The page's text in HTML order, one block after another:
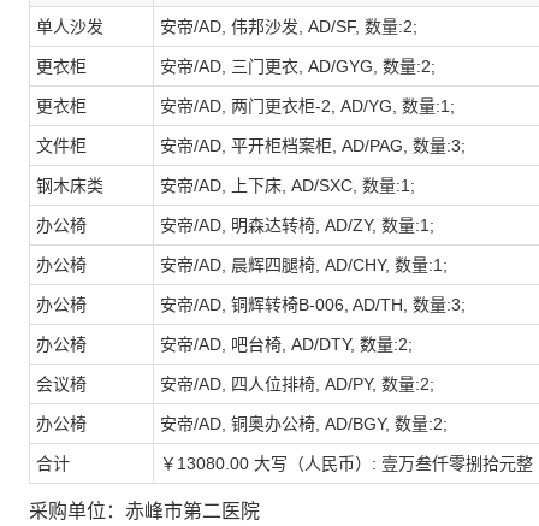
单人沙发 安帝/AD, 伟邦沙发, AD/SF, 数量:2;
更衣柜 安帝/AD, 三门更衣, AD/GYG, 数量:2;
更衣柜 安帝/AD, 两门更衣柜-2, AD/YG, 数量:1;
文件柜 安帝/AD, 平开柜档案柜, AD/PAG, 数量:3;
钢木床类 安帝/AD, 上下床, AD/SXC, 数量:1;
办公椅 安帝/AD, 明森达转椅, AD/ZY, 数量:1;
办公椅 安帝/AD, 晨辉四腿椅, AD/CHY, 数量:1;
办公椅 安帝/AD, 铜辉转椅B-006, AD/TH, 数量:3;
办公椅 安帝/AD, 吧台椅, AD/DTY, 数量:2;
会议椅 安帝/AD, 四人位排椅, AD/PY, 数量:2;
办公椅 安帝/AD, 铜奥办公椅, AD/BGY, 数量:2;
合计 ￥13080.00 大写（人民币）: 壹万叁仟零捌拾元整
采购单位：赤峰市第二医院